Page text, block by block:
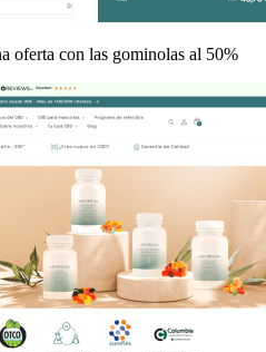
oferta con las gominolas al 50%